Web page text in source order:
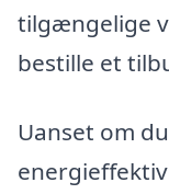
tilgængelige
bestille et
Uanset om